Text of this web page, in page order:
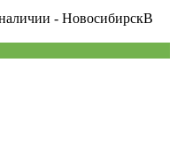
В